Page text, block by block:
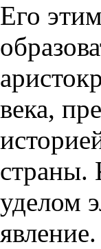
Его
века,
страны.
уделом
явление.